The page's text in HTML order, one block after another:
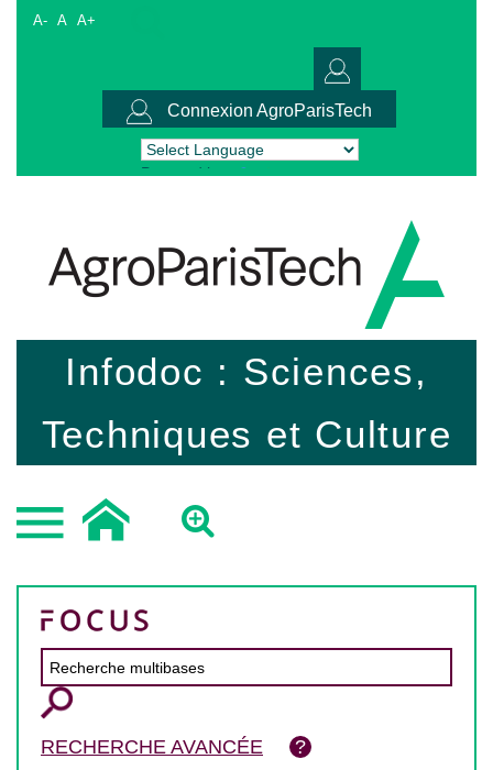
A- A A+
Connexion AgroParisTech
Powered by Translate
Infodoc : Sciences,
Techniques et Culture
RECHERCHE AVANCÉE